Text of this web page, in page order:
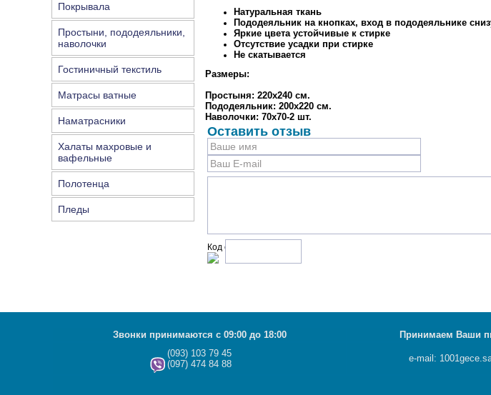
Покрывала
Простыни, пододеяльники,
наволочки
Гостиничный текстиль
Матрасы ватные
Наматрасники
Халаты махровые и
вафельные
Полотенца
Пледы
Натуральная ткань
Пододеяльник на кнопках, вход в пододеяльнике
Яркие цвета устойчивые к стирке
Отсутствие усадки при стирке
Не скатывается
Размеры:
Простыня: 220х240 см.
Пододеяльник: 200х220 см.
Наволочки: 70х70-2 шт.
Оставить отзыв
Код с рисунка:
Звонки принимаются с 09:00 до 18:00 Принимаем Ваши
(093) 103 79 45
(097) 474 84 88
e-mail: